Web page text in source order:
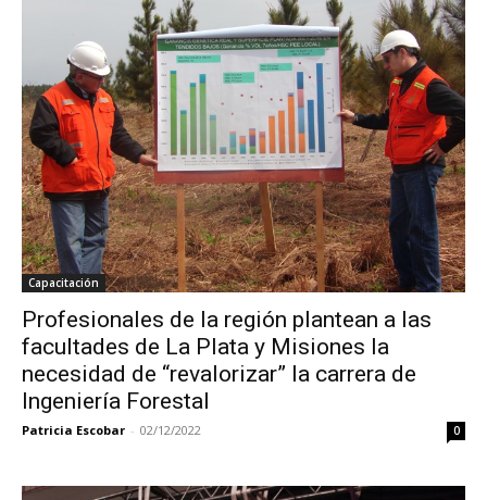
Capacitación
Profesionales de la región plantean a las
facultades de La Plata y Misiones la
necesidad de “revalorizar” la carrera de
Ingeniería Forestal
Patricia Escobar - 02/12/2022 0